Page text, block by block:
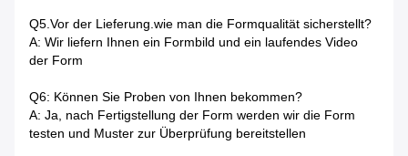
Q5.Vor der Lieferung.wie man die Formqualität sicherstellt?
A: Wir liefern Ihnen ein Formbild und ein laufendes Video
der Form
Q6: Können Sie Proben von Ihnen bekommen?
A: Ja, nach Fertigstellung der Form werden wir die Form
testen und Muster zur Überprüfung bereitstellen